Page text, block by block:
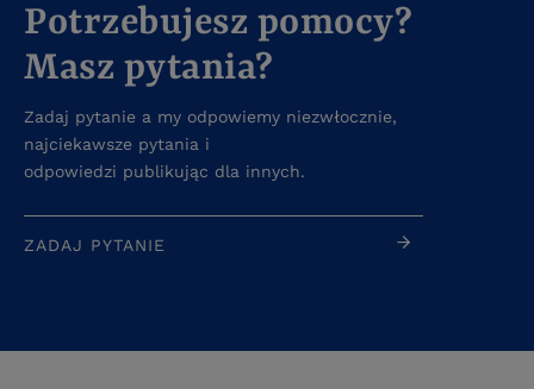
Potrzebujesz pomocy?
Masz pytania?
Zadaj pytanie a my odpowiemy niezwłocznie,
najciekawsze pytania i
odpowiedzi publikując dla innych.
ZADAJ PYTANIE